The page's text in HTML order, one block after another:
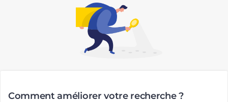
Comment améliorer votre recherche ?